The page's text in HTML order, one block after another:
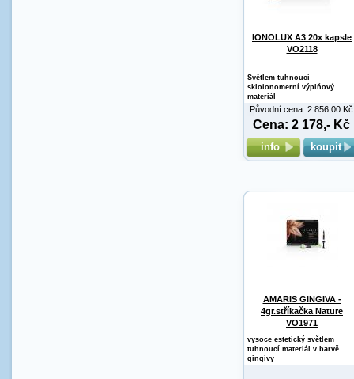
IONOLUX A3 20x kapsle
VO2118
Světlem tuhnoucí
skloionomerní výplňový
materiál
Původní cena: 2 856,00 Kč
Cena: 2 178,- Kč
info koupit
AMARIS GINGIVA -
4gr.stříkačka Nature
VO1971
vysoce estetický světlem
tuhnoucí materiál v barvě
gingivy